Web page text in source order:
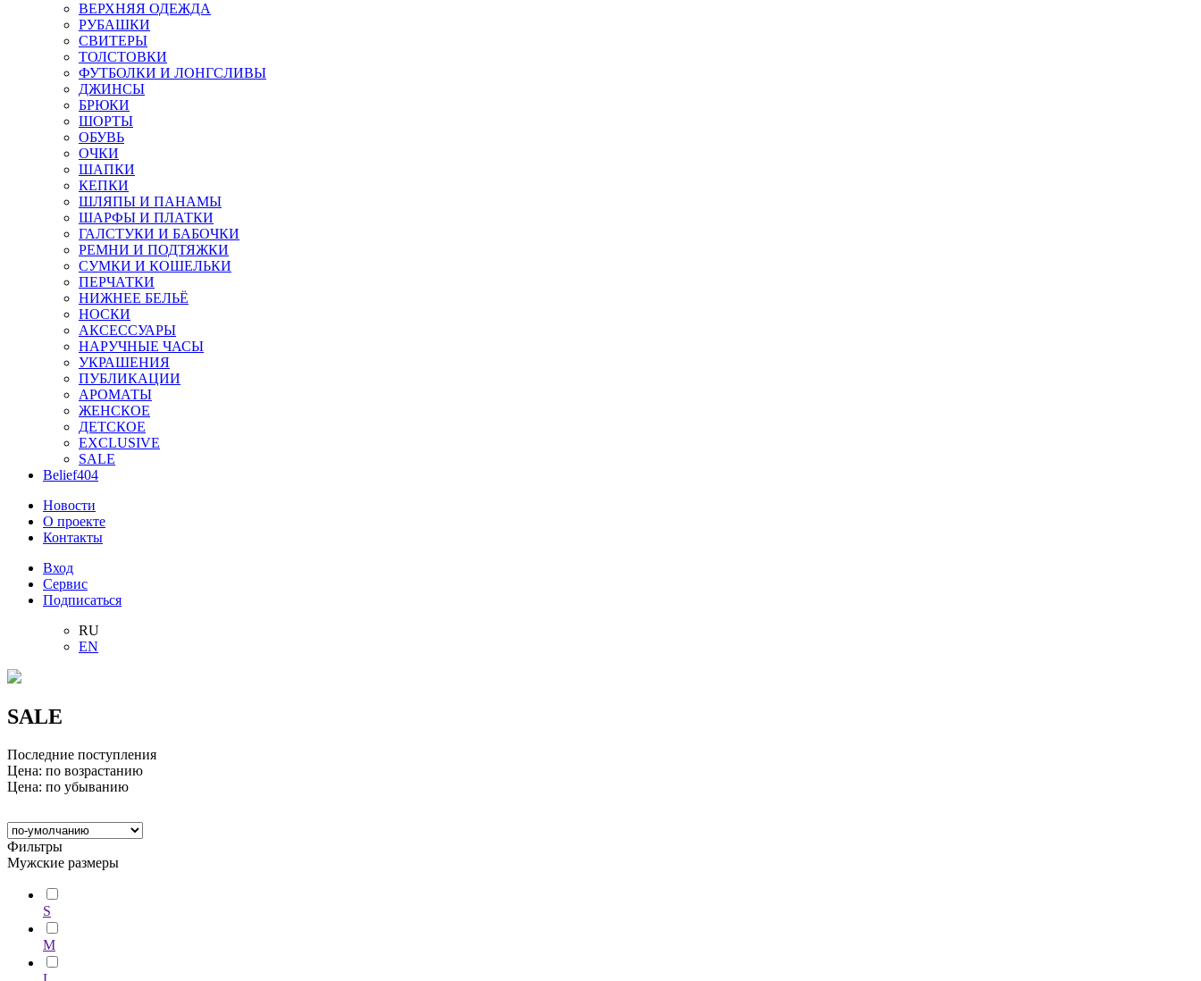
ВЕРХНЯЯ ОДЕЖДА
РУБАШКИ
СВИТЕРЫ
ТОЛСТОВКИ
ФУТБОЛКИ И ЛОНГСЛИВЫ
ДЖИНСЫ
БРЮКИ
ШОРТЫ
ОБУВЬ
ОЧКИ
ШАПКИ
КЕПКИ
ШЛЯПЫ И ПАНАМЫ
ШАРФЫ И ПЛАТКИ
ГАЛСТУКИ И БАБОЧКИ
РЕМНИ И ПОДТЯЖКИ
СУМКИ И КОШЕЛЬКИ
ПЕРЧАТКИ
НИЖНЕЕ БЕЛЬЁ
НОСКИ
АКСЕССУАРЫ
НАРУЧНЫЕ ЧАСЫ
УКРАШЕНИЯ
ПУБЛИКАЦИИ
АРОМАТЫ
ЖЕНСКОЕ
ДЕТСКОЕ
EXCLUSIVE
SALE
Belief404
Новости
О проекте
Контакты
Вход
Сервис
Подписаться
RU
EN
SALE
Последние поступления
Цена: по возрастанию
Цена: по убыванию
Фильтры
Мужские размеры
S
M